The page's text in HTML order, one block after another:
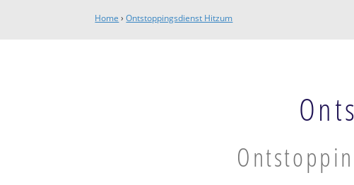
Home ›Ontstoppingsdienst Hitzum